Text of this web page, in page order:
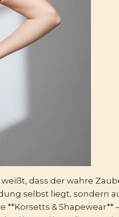
dass der wahre
selbst liegt, sondern
& Shapewear**